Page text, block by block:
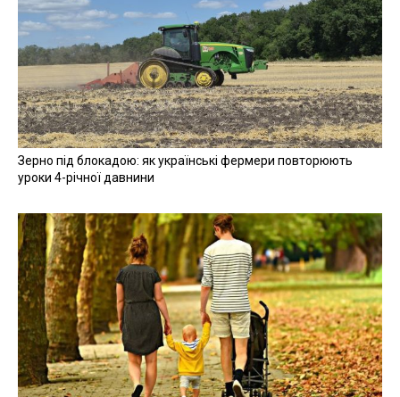
Зерно під блокадою: як українські фермери повторюють
уроки 4-річної давнини